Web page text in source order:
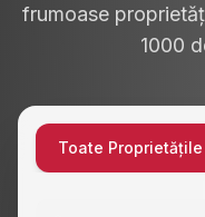
frumoase
1000
Toate Proprietățile